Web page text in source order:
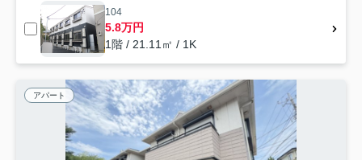
104
5.8万円
1階 / 21.11㎡ / 1K
アパート